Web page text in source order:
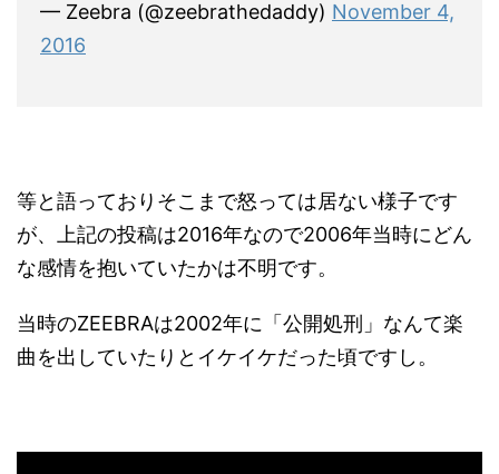
— Zeebra (@zeebrathedaddy) November 4,
2016
等と語っておりそこまで怒っては居ない様子です
が、上記の投稿は2016年なので2006年当時にどん
な感情を抱いていたかは不明です。
当時のZEEBRAは2002年に「公開処刑」なんて楽
曲を出していたりとイケイケだった頃ですし。